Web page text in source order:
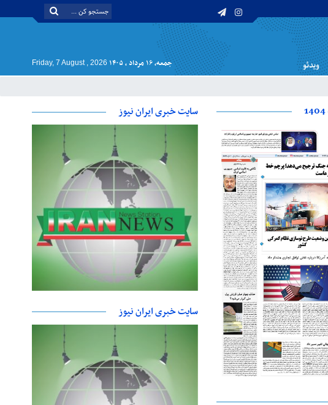
ویدئو جمعه, ۱۶ مرداد , ۱۴۰۵ Friday, 7 August , 2026
سایت خبری ایران نیوز
سایت خبری ایران نیوز